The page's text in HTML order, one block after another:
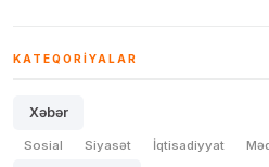
KATEQORIYALAR
Xəbər
Sosial Siyasət İqtisadiyyat